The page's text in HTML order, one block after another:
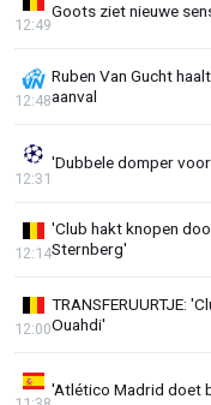
Goots ziet nieuwe
12:49
Ruben Van Gucht
aanval
12:48
'Dubbele domper
12:31
'Club hakt knopen
Sternberg'
12:14
TRANSFERUURTJE:
Ouahdi'
12:00
'Atlético Madrid doet